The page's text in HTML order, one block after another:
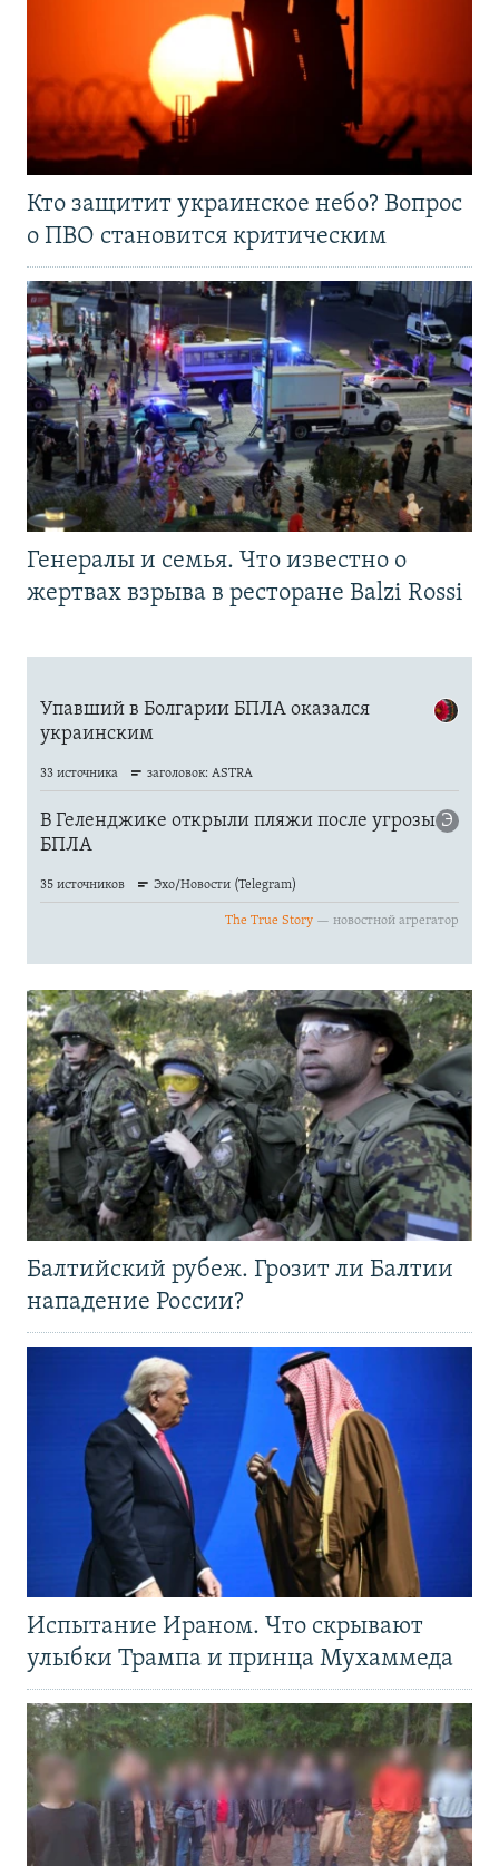
Кто защитит украинское небо? Вопрос
о ПВО становится критическим
Генералы и семья. Что известно о
жертвах взрыва в ресторане Balzi Rossi
Балтийский рубеж. Грозит ли Балтии
нападение России?
Испытание Ираном. Что скрывают
улыбки Трампа и принца Мухаммеда